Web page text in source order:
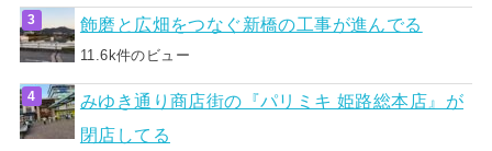
飾磨と広畑をつなぐ新橋の工事が進んでる
11.6k件のビュー
みゆき通り商店街の『パリミキ 姫路総本店』が
閉店してる